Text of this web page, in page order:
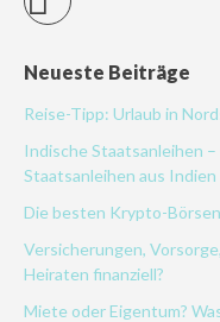
Neueste Beiträge
Reise-Tipp: Urlaub in
Indische Staatsanleihen
Staatsanleihen aus Indien
Die besten Krypto-
Versicherungen,
Heiraten finanziell?
Miete oder Eigentum?